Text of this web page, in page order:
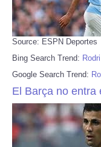
Source: ESPN Deportes
Bing Search Trend: Rodri
Google Search Trend:
El Barça no entra